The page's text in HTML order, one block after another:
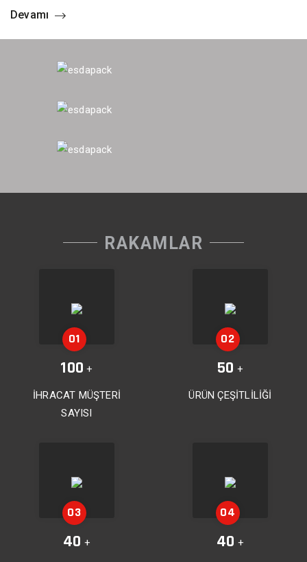
Devamı
RAKAMLAR
100 +
İHRACAT MÜŞTERİ
SAYISI
50 +
ÜRÜN ÇEŞİTLİLİĞİ
40 + 40 +